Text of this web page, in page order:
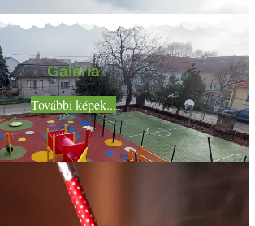
Galéria
További képek...